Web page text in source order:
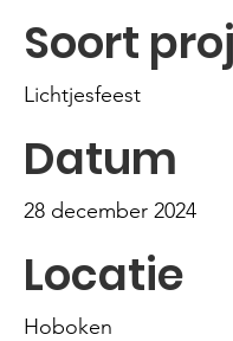
Soort
Lichtjesfeest
Datum
28 december 2024
Locatie
Hoboken